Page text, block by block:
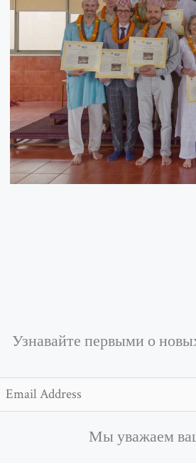
Узнавайте первыми о
Мы уважаем